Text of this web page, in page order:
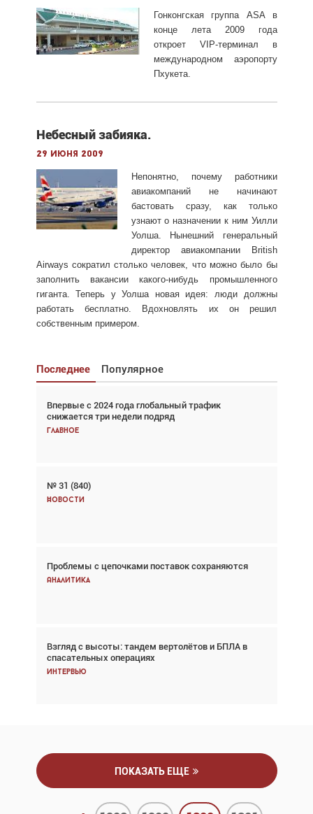
Гонконгская группа ASA в
конце лета 2009 года
откроет VIP-терминал в
международном аэропорту
Пхукета.
Небесный забияка.
29 июня 2009
Непонятно, почему работники
авиакомпаний не начинают
бастовать сразу, как только
узнают о назначении к ним Уилли
Уолша. Нынешний генеральный
директор авиакомпании British
Airways сократил столько человек, что можно было бы
заполнить вакансии какого-нибудь промышленного
гиганта. Теперь у Уолша новая идея: люди должны
работать бесплатно. Вдохновлять их он решил
собственным примером.
Последнее Популярное
Впервые с 2024 года глобальный трафик
снижается три недели подряд
Главное
№ 31 (840)
Новости
Проблемы с цепочками поставок сохраняются
Аналитика
Взгляд с высоты: тандем вертолётов и БПЛА в
спасательных операциях
Интервью
Взгляд с высоты: тандем вертолётов и БПЛА в
спасательных операциях
Главное
Авиационный фотограф Дэйв Кох: «Фотография
говорит сама за себя... а ИИ всё портит»
Впервые с 2024 года глобальный трафик
снижается три недели подряд
Частный самолёт – это актив. Подходите к
покупке соответствующим образом
Интервью
ПОКАЗАТЬ ЕЩЕ